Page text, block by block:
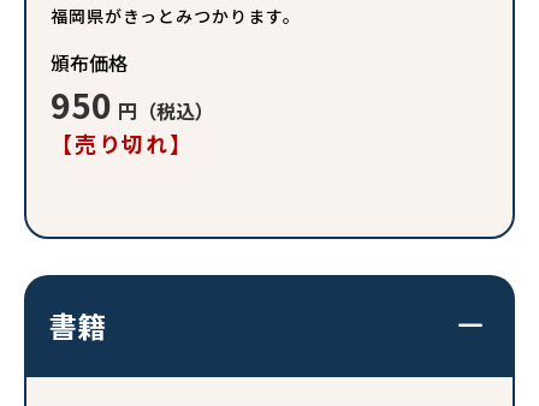
福岡県がきっとみつかります。
頒布価格
950 円（税込）
【売り切れ】
書籍